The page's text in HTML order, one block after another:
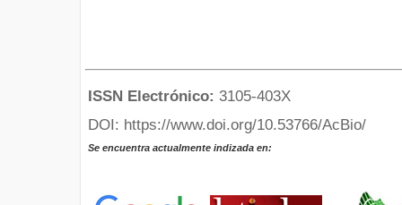
ISSN Electrónico: 3105-403X
DOI: https://www.doi.org/10.53766/AcBio/
Se encuentra actualmente indizada en: